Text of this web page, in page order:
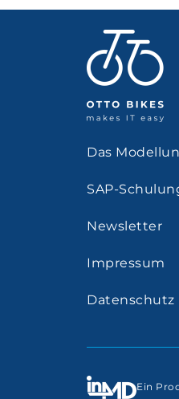
Das
SAP-
Newsletter
Impressum
Datenschutz
Ein